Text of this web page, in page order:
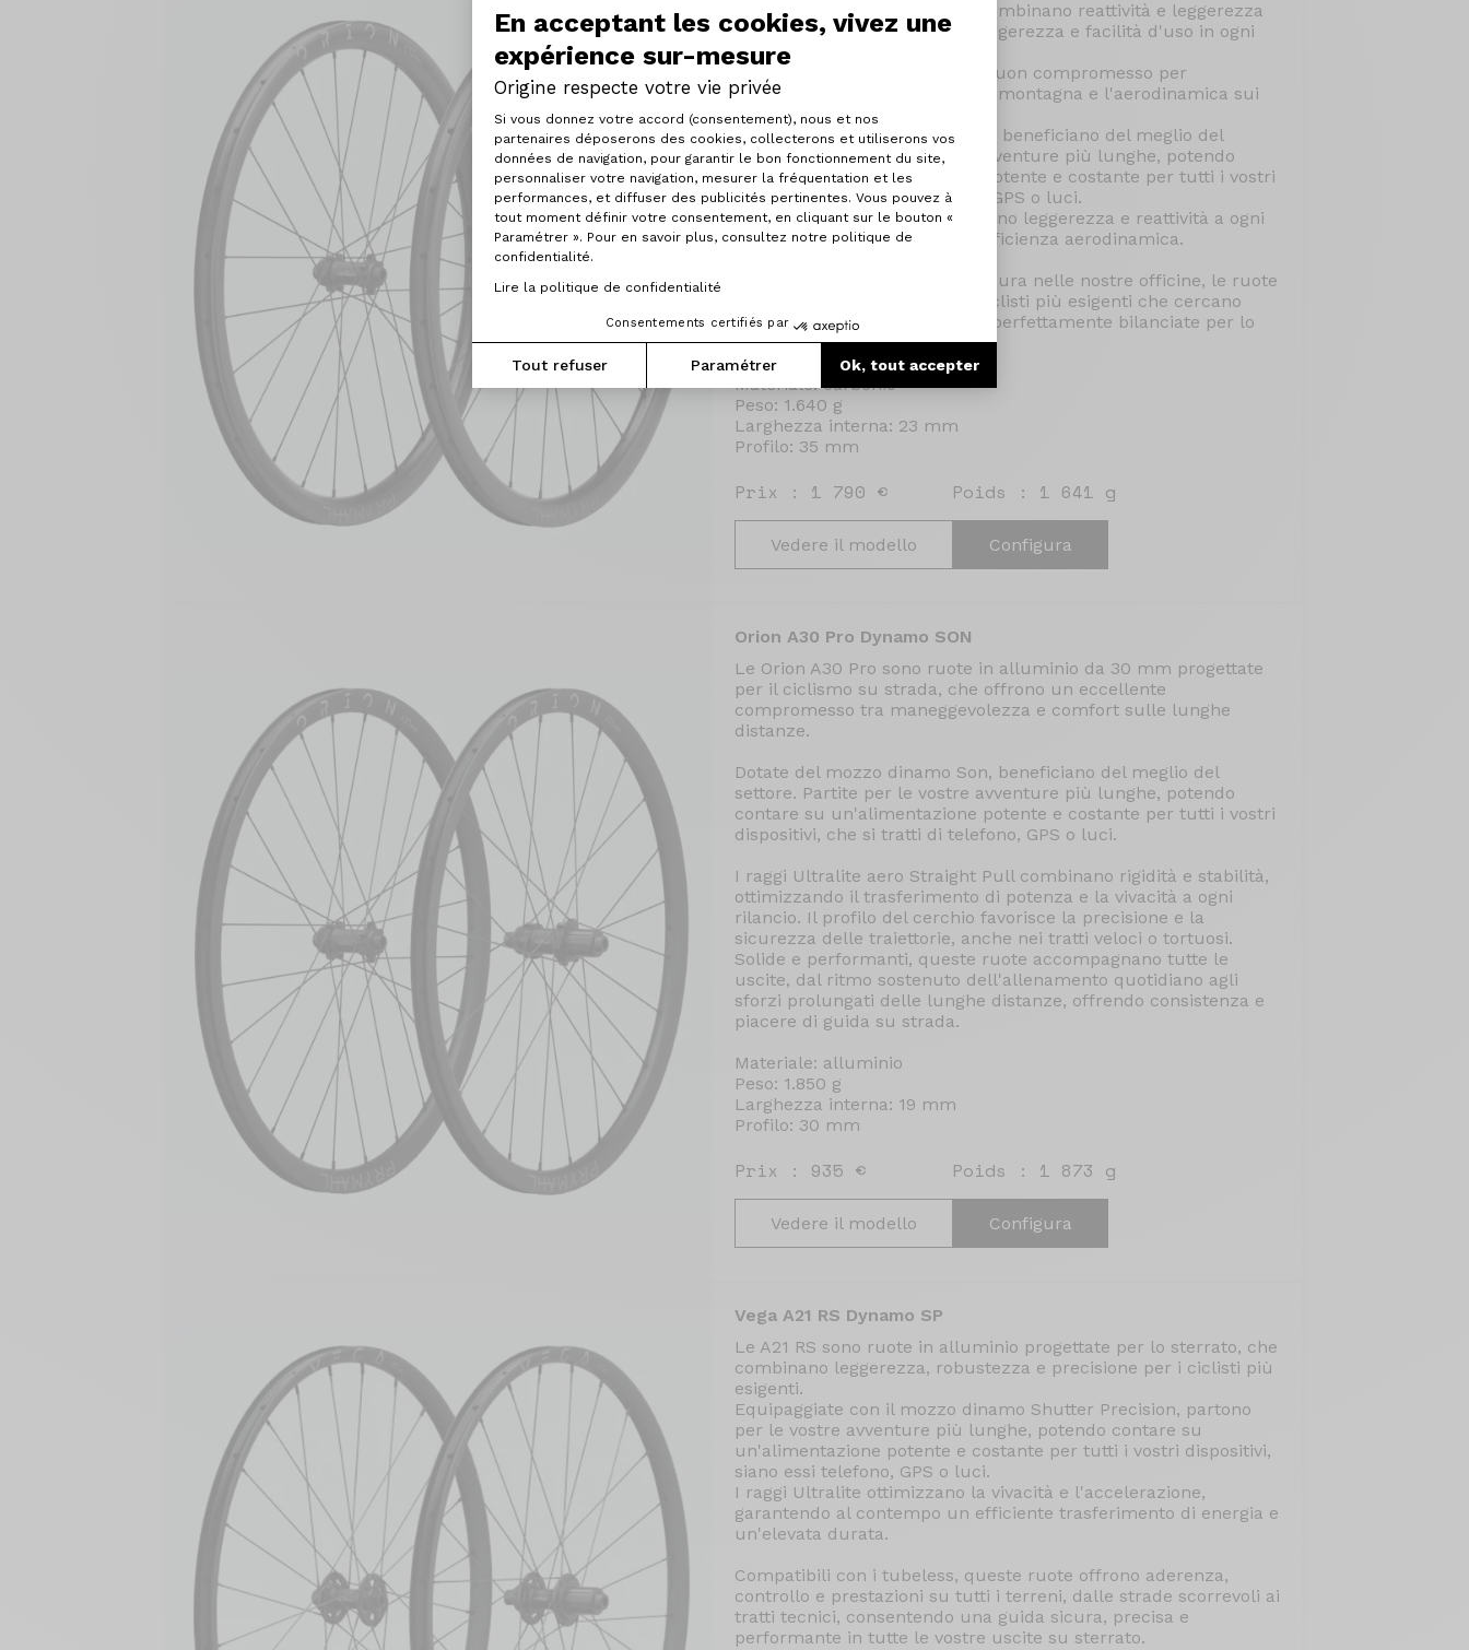
En acceptant les cookies, vivez une
expérience sur-mesure
Origine respecte votre vie privée
Plateforme de Gestion du Consentement : Personnalisez vos Options
Si vous donnez votre accord (consentement), nous et nos
partenaires déposerons des cookies, collecterons et utiliserons vos
données de navigation, pour garantir le bon fonctionnement du site,
personnaliser votre navigation, mesurer la fréquentation et les
performances, et diffuser des publicités pertinentes. Vous pouvez à
tout moment définir votre consentement, en cliquant sur le bouton «
Paramétrer ». Pour en savoir plus, consultez notre politique de
confidentialité.
Lire la politique de confidentialité
Consentements certifiés par
Tout refuser Paramétrer Ok, tout accepter
Axeptio consent
Le nuove ruote Orion Pro 35 combinano reattività e leggerezza
per darvi una sensazione di leggerezza e facilità d'uso in ogni
circostanza.
Il loro profilo da 35 mm è un buon compromesso per
massimizzare le prestazioni in montagna e l'aerodinamica sui
tratti più scorrevoli.
Dotate del mozzo Son dynamo, beneficiano del meglio del
settore. Partite per le vostre avventure più lunghe, potendo
contare su un'alimentazione potente e costante per tutti i vostri
dispositivi, siano essi telefono, GPS o luci.
I raggi Ultralite aero conferiscono leggerezza e reattività a ogni
accelerazione, migliorando l'efficienza aerodinamica.
Assemblate e controllate con cura nelle nostre officine, le ruote
Orion C35 Pro si rivolgono ai ciclisti più esigenti che cercano
ruote affidabili e performanti, perfettamente bilanciate per lo
sterrato.
Materiale: carbonio
Peso: 1.640 g
Larghezza interna: 23 mm
Profilo: 35 mm
Prix : 1 790 € Poids : 1 641 g
Vedere il modello Configura
Orion A30 Pro Dynamo SON
Le Orion A30 Pro sono ruote in alluminio da 30 mm progettate
per il ciclismo su strada, che offrono un eccellente
compromesso tra maneggevolezza e comfort sulle lunghe
distanze.
Dotate del mozzo dinamo Son, beneficiano del meglio del
settore. Partite per le vostre avventure più lunghe, potendo
contare su un'alimentazione potente e costante per tutti i vostri
dispositivi, che si tratti di telefono, GPS o luci.
I raggi Ultralite aero Straight Pull combinano rigidità e stabilità,
ottimizzando il trasferimento di potenza e la vivacità a ogni
rilancio. Il profilo del cerchio favorisce la precisione e la
sicurezza delle traiettorie, anche nei tratti veloci o tortuosi.
Solide e performanti, queste ruote accompagnano tutte le
uscite, dal ritmo sostenuto dell'allenamento quotidiano agli
sforzi prolungati delle lunghe distanze, offrendo consistenza e
piacere di guida su strada.
Materiale: alluminio
Peso: 1.850 g
Larghezza interna: 19 mm
Profilo: 30 mm
Prix : 935 € Poids : 1 873 g
Vedere il modello Configura
Vega A21 RS Dynamo SP
Le A21 RS sono ruote in alluminio progettate per lo sterrato, che
combinano leggerezza, robustezza e precisione per i ciclisti più
esigenti.
Equipaggiate con il mozzo dinamo Shutter Precision, partono
per le vostre avventure più lunghe, potendo contare su
un'alimentazione potente e costante per tutti i vostri dispositivi,
siano essi telefono, GPS o luci.
I raggi Ultralite ottimizzano la vivacità e l'accelerazione,
garantendo al contempo un efficiente trasferimento di energia e
un'elevata durata.
Compatibili con i tubeless, queste ruote offrono aderenza,
controllo e prestazioni su tutti i terreni, dalle strade scorrevoli ai
tratti tecnici, consentendo una guida sicura, precisa e
performante in tutte le vostre uscite su sterrato.